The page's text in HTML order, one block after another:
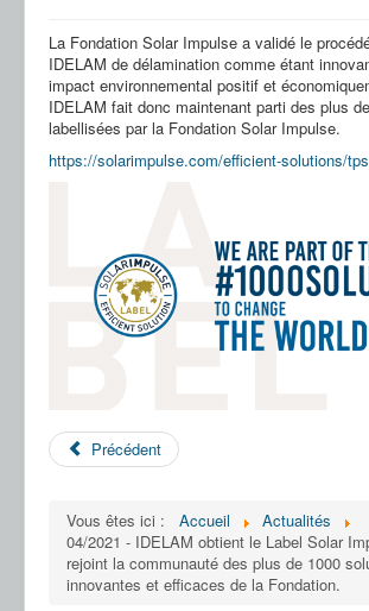
Nous Contacter
FAQ
La Fondation Solar Impulse a validé le
IDELAM de délamination comme étant
impact environnemental positif et
IDELAM fait donc maintenant parti des plus
labellisées par la Fondation Solar Impulse.
https://solarimpulse.com/efficient-solutions/
Précédent
Vous êtes ici : Accueil
Actualités
04/2021 - IDELAM obtient le Label Solar
rejoint la communauté des plus de 1000
innovantes et efficaces de la Fondation.